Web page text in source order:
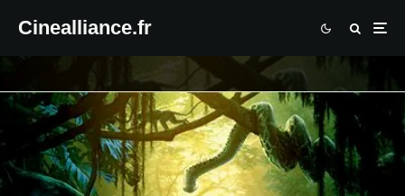
Cinealliance.fr